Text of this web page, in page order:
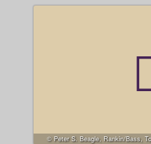
© Peter S. Beagle, Rankin/Bass,